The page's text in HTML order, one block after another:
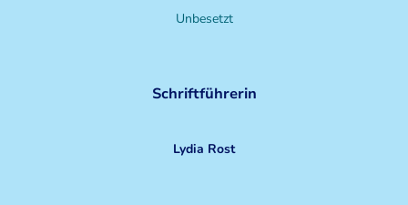
Unbesetzt
Schriftführerin
Lydia Rost